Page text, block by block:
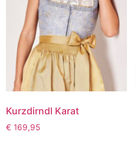
Kurzdirndl Karat
€ 169,95